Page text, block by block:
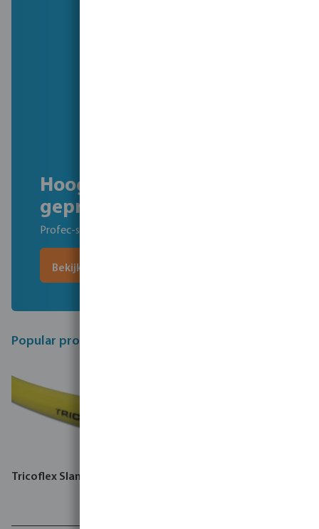
Hoogwaardige, scherp
geprijsde slangen
Profec-slangen, type Torsino Plus
Bekijk slang
Popular products
Tricoflex Slang PVC geel